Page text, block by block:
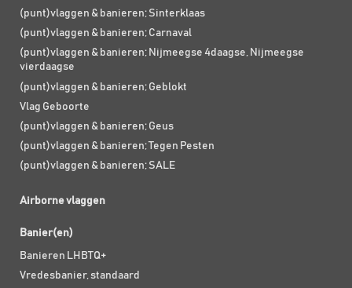
(punt)vlaggen & banieren; Sinterklaas
(punt)vlaggen & banieren; Carnaval
(punt)vlaggen & banieren; Nijmeegse 4daagse, Nijmeegse
vierdaagse
(punt)vlaggen & banieren; Geblokt
Vlag Geboorte
(punt)vlaggen & banieren; Geus
(punt)vlaggen & banieren; Tegen Pesten
(punt)vlaggen & banieren; SALE
Airborne vlaggen
Banier(en)
Banieren LHBTQ+
Vredesbanier, standaard